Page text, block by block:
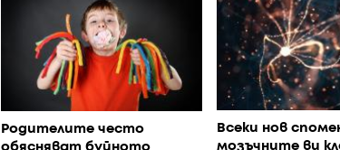
Родителите често
обясняват буйното
Всеки нов
мозъчните ви